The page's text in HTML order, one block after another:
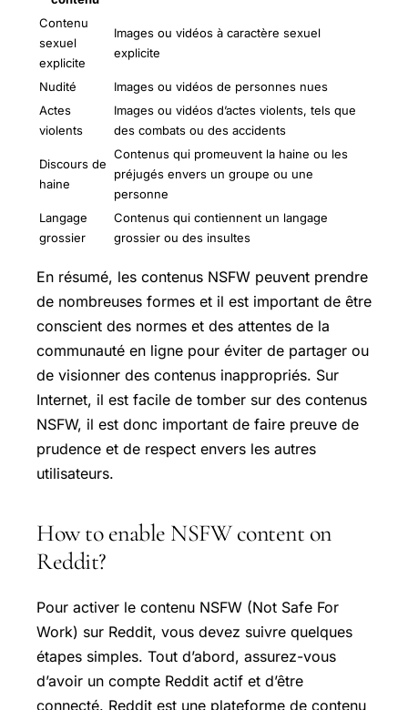
Contenu
sexuel
explicite
Images ou vidéos à caractère sexuel
explicite
Nudité
Images ou vidéos de personnes nues
Actes
violents
Images ou vidéos d’actes violents, tels que
des combats ou des accidents
Discours de
haine
Contenus qui promeuvent la haine ou les
préjugés envers un groupe ou une
personne
Langage
grossier
Contenus qui contiennent un langage
grossier ou des insultes
En résumé, les contenus NSFW peuvent prendre
de nombreuses formes et il est important de être
conscient des normes et des attentes de la
communauté en ligne pour éviter de partager ou
de visionner des contenus inappropriés. Sur
Internet, il est facile de tomber sur des contenus
NSFW, il est donc important de faire preuve de
prudence et de respect envers les autres
utilisateurs.
How to enable NSFW content on
Reddit?
Pour activer le contenu NSFW (Not Safe For
Work) sur Reddit, vous devez suivre quelques
étapes simples. Tout d’abord, assurez-vous
d’avoir un compte Reddit actif et d’être
connecté. Reddit est une plateforme de contenu